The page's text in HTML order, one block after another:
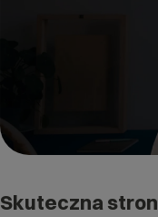
Skuteczna